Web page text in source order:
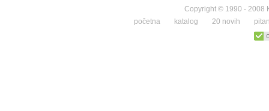
Copyright © 1990 - 2008
početna
katalog 20 novih